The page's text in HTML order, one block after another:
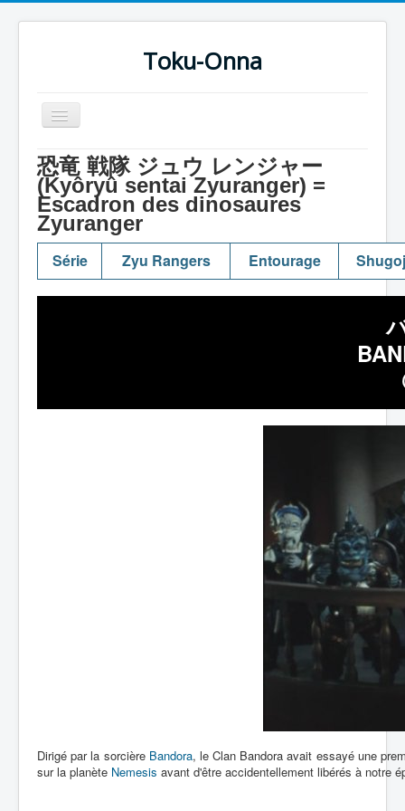
Toku-Onna
Basculer
la
navigation
Accueil
Toku-Actrices
Toku-Critiques
Séries
Films
Lexique
恐竜 戦隊 ジュウ レンジャー
(Kyôryû sentai Zyuranger) =
Escadron des dinosaures
Zyuranger
Série Zyu Rangers Entourage
Dirigé par la sorcière Bandora, le Clan Bandora avait essayé une
sur la planète Nemesis avant d'être accidentellement libérés à notre